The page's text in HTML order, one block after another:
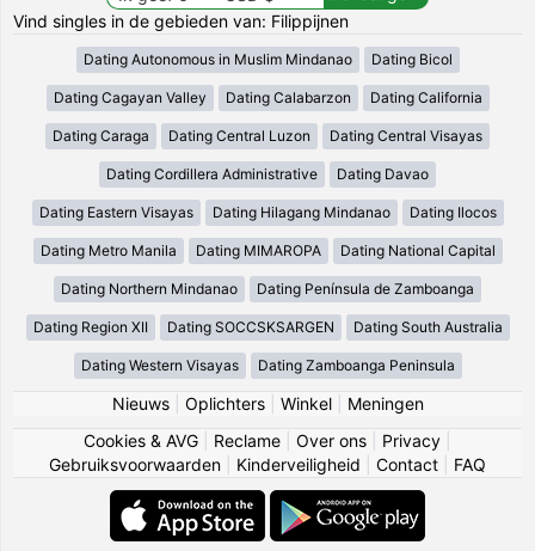
Vind singles in de gebieden van: Filippijnen
Dating Autonomous in Muslim Mindanao Dating Bicol
Dating Cagayan Valley Dating Calabarzon Dating California
Dating Caraga Dating Central Luzon Dating Central Visayas
Dating Cordillera Administrative Dating Davao
Dating Eastern Visayas Dating Hilagang Mindanao Dating Ilocos
Dating Metro Manila Dating MIMAROPA Dating National Capital
Dating Northern Mindanao Dating Península de Zamboanga
Dating Region XII Dating SOCCSKSARGEN Dating South Australia
Dating Western Visayas Dating Zamboanga Peninsula
Nieuws| Oplichters| Winkel| Meningen
Cookies & AVG
Reclame Over ons Privacy
Gebruiksvoorwaarden
Kinderveiligheid Contact FAQ